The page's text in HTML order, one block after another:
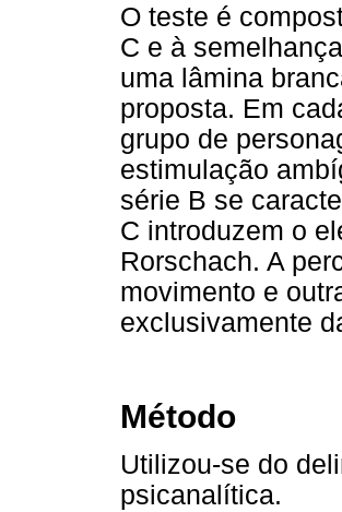
O teste é
C e à
uma lâmina
proposta. Em
grupo de
estimulação
série B se
C introduzem o
Rorschach. A
movimento e
exclusivamente
Método
Utilizou-se do
psicanalítica.